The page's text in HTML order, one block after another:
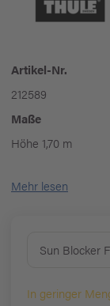
Artikel-Nr.
212589
Maße
Höhe 1,70 m
Mehr lesen
Sun Blocker
In geringer